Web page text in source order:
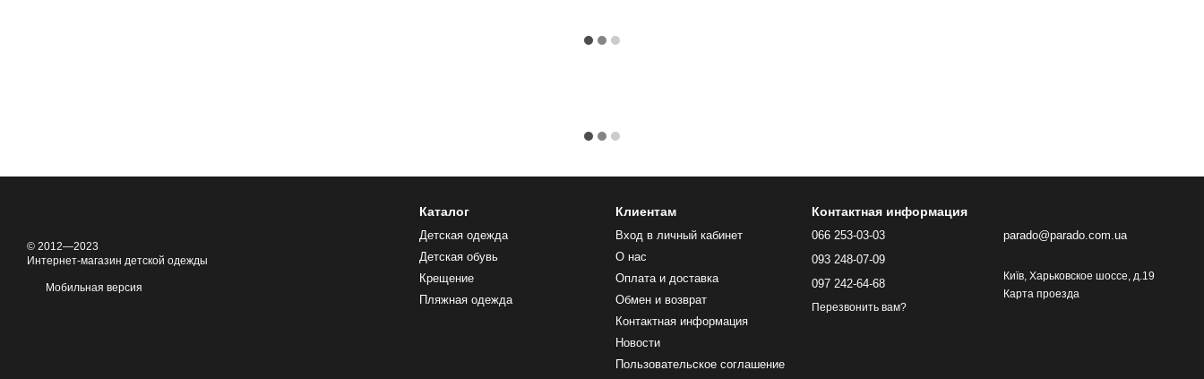
© 2012—2023
Интернет-магазин детской одежды
Мобильная версия
Каталог
Детская одежда
Детская обувь
Крещение
Пляжная одежда
Клиентам
Вход в личный кабинет
О нас
Оплата и доставка
Обмен и возврат
Контактная информация
Новости
Пользовательское соглашение
Контактная информация
066 253-03-03
093 248-07-09
097 242-64-68
Перезвонить вам?
parado@parado.com.ua
Київ, Харьковское шоссе, д.19
Карта проезда